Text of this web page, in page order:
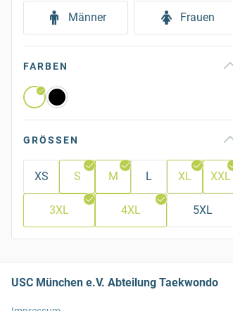
Männer Frauen
FARBEN
GRÖSSEN
XS S M L XL XXL
3XL 4XL 5XL
USC München e.V. Abteilung Taekwondo